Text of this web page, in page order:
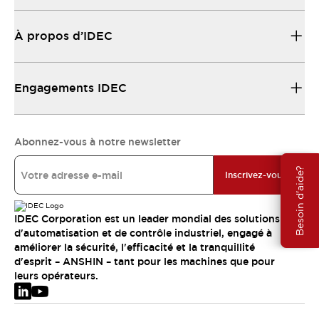
Besoin d'aide?
À propos d’IDEC
Engagements IDEC
Abonnez-vous à notre newsletter
Inscrivez-vous
IDEC Corporation est un leader mondial des solutions
d'automatisation et de contrôle industriel, engagé à
améliorer la sécurité, l'efficacité et la tranquillité
d'esprit – ANSHIN – tant pour les machines que pour
leurs opérateurs.